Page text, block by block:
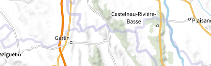
empoisonner ses prédateurs lui a valu
croyances populaires comme un animal
capacités surnaturelles.
La Salamandre tachetée fait l’objet d’un
l’ensemble du territoire national.